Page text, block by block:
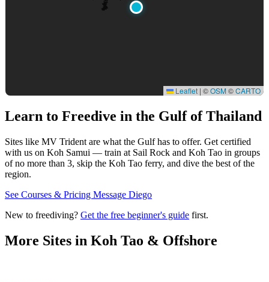
Leaflet | ©OSM©CARTO
Learn to Freedive in the Gulf of Thailand
Sites like MV Trident are what the Gulf has to offer. Get certified
with us on Koh Samui — train at Sail Rock and Koh Tao in groups
of no more than 3, skip the Koh Tao ferry, and dive the best of the
region.
See Courses & Pricing Message Diego
New to freediving? Get the free beginner's guide first.
More Sites in Koh Tao & Offshore